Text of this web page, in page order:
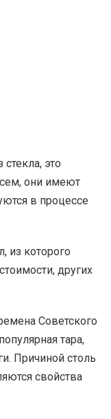
это
они имеют
в процессе
из которого
других
Советского
тара,
Причиной столь
свойства